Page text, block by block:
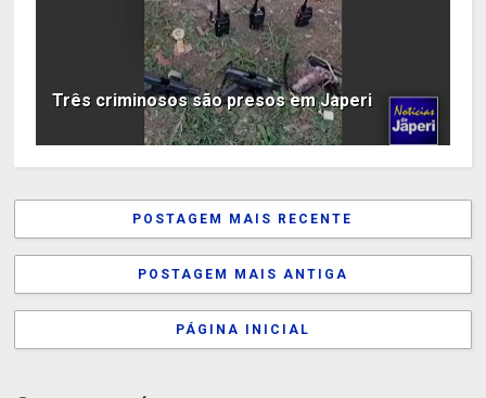
Três criminosos são presos em Japeri
POSTAGEM MAIS RECENTE
POSTAGEM MAIS ANTIGA
PÁGINA INICIAL